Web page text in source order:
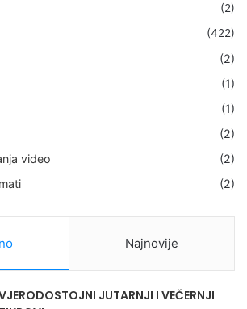
(2)
(422)
(2)
(1)
(1)
(2)
video
(2)
(2)
Najnovije
JUTARNJI I VEČERNJI